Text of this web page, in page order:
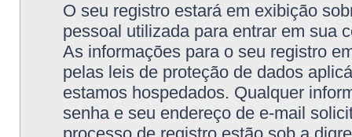
O seu registro estará em exibição
pessoal utilizada para entrar em sua
As informações para o seu registro
pelas leis de proteção de dados
estamos hospedados. Qualquer
senha e seu endereço de e-mail